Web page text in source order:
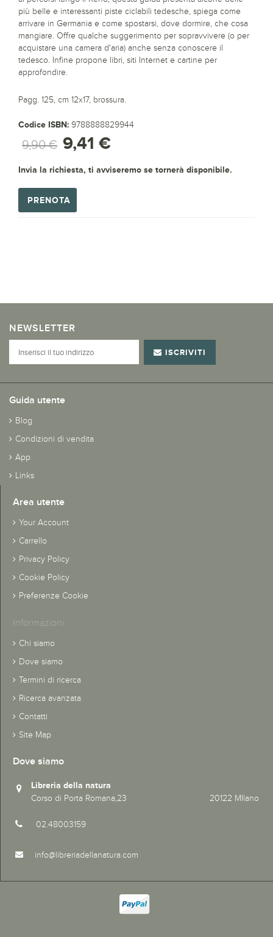
più belle e interessanti piste ciclabili tedesche, spiega come
arrivare in Germania e come spostarsi, dove dormire, che cosa
mangiare. Offre qualche suggerimento per sopravvivere (o per
acquistare una camera d'aria) anche senza conoscere il
tedesco. Infine propone libri, siti Internet e cartine per
approfondire.
Pagg. 125, cm 12x17, brossura.
Codice ISBN: 9788888829944
9,90 € 9,41 €
Invia la richiesta, ti avviseremo se tornerà disponibile.
PRENOTA
NEWSLETTER
ISCRIVITI
Guida utente
Blog
Condizioni di vendita
App
Links
Area utente
Your Account
Carrello
Privacy Policy
Cookie Policy
Preferenze Cookie
Informazioni
Chi siamo
Dove siamo
Termini di ricerca
Ricerca avanzata
Contatti
Site Map
Dove siamo
Libreria della natura
Corso di Porta Romana,23 20122 MIlano
02.48003159
info@libreriadellanatura.com